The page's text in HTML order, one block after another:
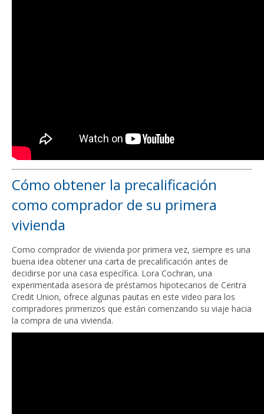
Cómo obtener la precalificación
como comprador de su primera
vivienda
Como comprador de vivienda por primera vez, siempre es una
buena idea obtener una carta de precalificación antes de
decidirse por una casa específica. Lora Cochran, una
experimentada asesora de préstamos hipotecarios de Centra
Credit Union, ofrece algunas pautas en este video para los
compradores primerizos que están comenzando su viaje hacia
la compra de una vivienda.